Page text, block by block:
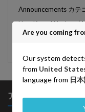
Announcements カテ
New Kernel Update
New Kernel Update
アカウント
Are you coming
Our system
from United
language from 日